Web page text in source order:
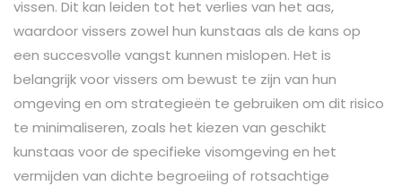
vissen. Dit kan leiden tot het verlies van het aas,
waardoor vissers zowel hun kunstaas als de kans op
een succesvolle vangst kunnen mislopen. Het is
belangrijk voor vissers om bewust te zijn van hun
omgeving en om strategieën te gebruiken om dit risico
te minimaliseren, zoals het kiezen van geschikt
kunstaas voor de specifieke visomgeving en het
vermijden van dichte begroeiing of rotsachtige